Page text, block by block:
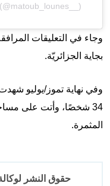
وجاء في التعليقات
بجاية الجزائريّة.
وفي نهاية تموز/يوليو
34 شخصًا، وأتت على
المثمرة.
حقوق النشر لوكالة